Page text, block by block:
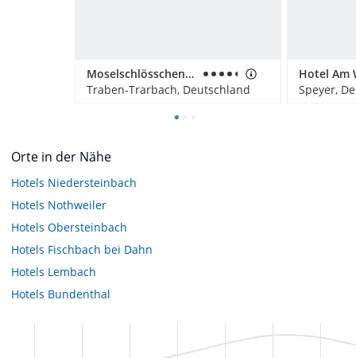
Moselschlösschen Spa & Resort
Traben-Trarbach, Deutschland
Hotel Am
Speyer,
Orte in der Nähe
Hotels Niedersteinbach
Hotels Nothweiler
Hotels Obersteinbach
Hotels Fischbach bei Dahn
Hotels Lembach
Hotels Bundenthal